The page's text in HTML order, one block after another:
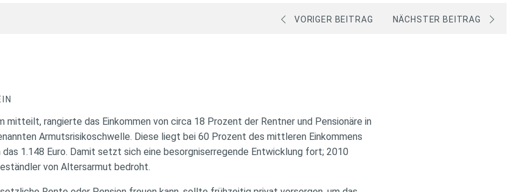
VORIGER BEITRAG NÄCHSTER BEITRAG
mitteilt, rangierte das Einkommen von circa 18 Prozent der Rentner und Pensionäre in
Armutsrisikoschwelle. Diese liegt bei 60 Prozent des mittleren Einkommens
1.148 Euro. Damit setzt sich eine besorgniserregende Entwicklung fort; 2010
von Altersarmut bedroht.